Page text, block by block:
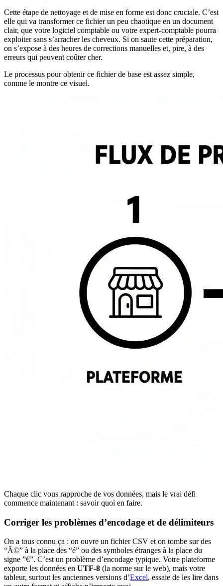
Cette étape de nettoyage et de mise en forme est donc cruciale. C’est
elle qui va transformer ce fichier un peu chaotique en un document
clair, que votre logiciel comptable ou votre expert-comptable pourra
exploiter sans s’arracher les cheveux. Si on saute cette préparation,
on s’expose à des heures de corrections manuelles et, pire, à des
erreurs qui peuvent coûter cher.
Le processus pour obtenir ce fichier de base est assez simple,
comme le montre ce visuel.
Chaque clic vous rapproche de vos données, mais le vrai défi
commence maintenant : savoir quoi en faire.
Corriger les problèmes d’encodage et de délimiteurs
On a tous connu ça : on ouvre un fichier CSV et on tombe sur des
“Ã©” à la place des “é” ou des symboles étranges à la place du
signe ”€”. C’est un problème d’encodage typique. Votre plateforme
exporte les données en UTF-8 (la norme sur le web), mais votre
tableur, surtout les anciennes versions d’Excel, essaie de les lire dans